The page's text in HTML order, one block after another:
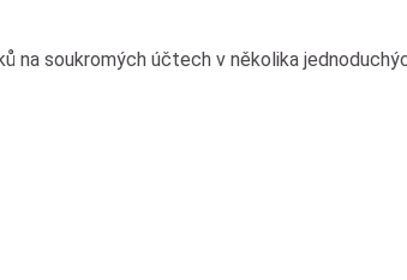
na soukromých účtech v několika